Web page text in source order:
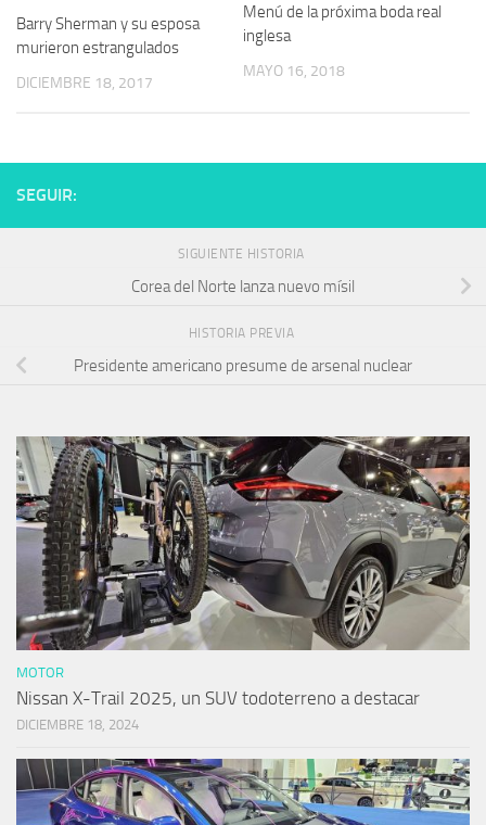
Barry Sherman y su esposa
murieron estrangulados
DICIEMBRE 18, 2017
Menú de la próxima boda real
inglesa
MAYO 16, 2018
SEGUIR:
SIGUIENTE HISTORIA
Corea del Norte lanza nuevo mísil
HISTORIA PREVIA
Presidente americano presume de arsenal nuclear
MOTOR
Nissan X-Trail 2025, un SUV todoterreno a destacar
DICIEMBRE 18, 2024